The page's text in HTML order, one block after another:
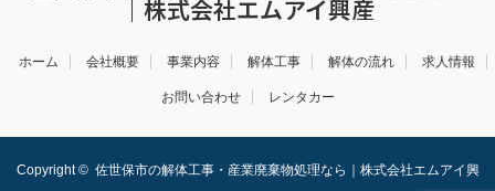
｜株式会社エムアイ興産
ホーム 会社概要 事業内容 解体工事 解体の流れ 求人情報
お問い合わせ レンタカー
Copyright © 佐世保市の解体工事・産業廃棄物処理なら｜株式会社エムアイ興